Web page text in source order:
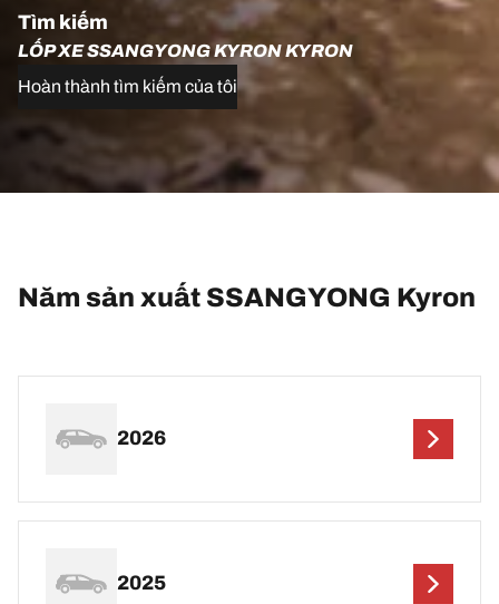
Tìm kiếm
LỐP XE SSANGYONG KYRON KYRON
Hoàn thành tìm kiếm của tôi
Năm sản xuất SSANGYONG Kyron
2026
2025